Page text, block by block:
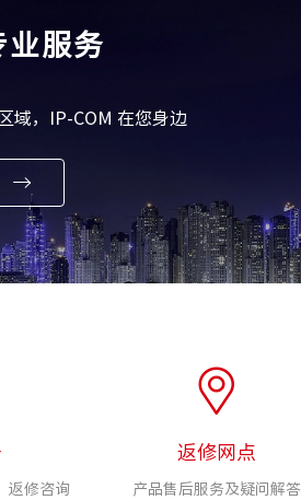
业服务
域，IP-COM 在您身边
返修咨询
返修网点
产品售后服务及疑问解答